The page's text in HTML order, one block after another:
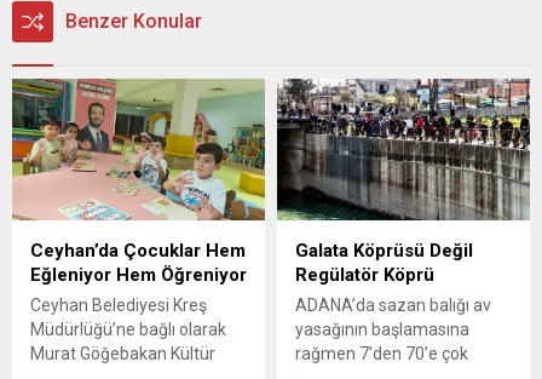
Benzer Konular
Ceyhan’da Çocuklar Hem
Eğleniyor Hem Öğreniyor
Ceyhan Belediyesi Kreş
Müdürlüğü’ne bağlı olarak
Murat Göğebakan Kültür
Galata Köprüsü Değil
Regülatör Köprü
ADANA’da sazan balığı av
yasağının başlamasına
rağmen 7’den 70’e çok